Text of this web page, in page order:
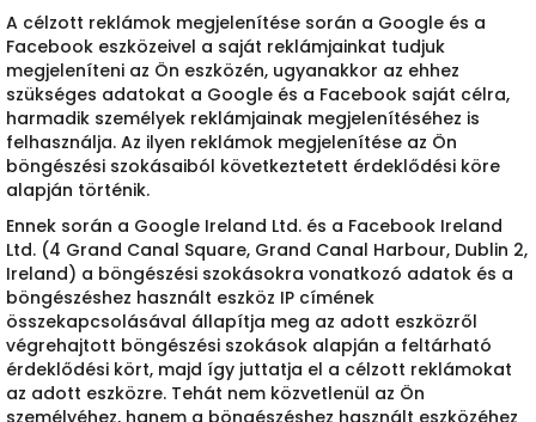
A célzott reklámok megjelenítése során a Google és a
Facebook eszközeivel a saját reklámjainkat tudjuk
megjeleníteni az Ön eszközén, ugyanakkor az ehhez
szükséges adatokat a Google és a Facebook saját célra,
harmadik személyek reklámjainak megjelenítéséhez is
felhasználja. Az ilyen reklámok megjelenítése az Ön
böngészési szokásaiból következtetett érdeklődési köre
alapján történik.
Ennek során a Google Ireland Ltd. és a Facebook Ireland
Ltd. (4 Grand Canal Square, Grand Canal Harbour, Dublin 2,
Ireland) a böngészési szokásokra vonatkozó adatok és a
böngészéshez használt eszköz IP címének
összekapcsolásával állapítja meg az adott eszközről
végrehajtott böngészési szokások alapján a feltárható
érdeklődési kört, majd így juttatja el a célzott reklámokat
az adott eszközre. Tehát nem közvetlenül az Ön
személyéhez, hanem a böngészéshez használt eszközéhez